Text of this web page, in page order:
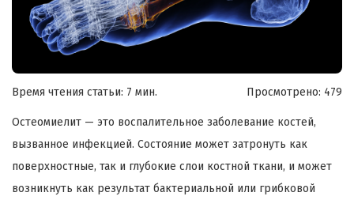
Время чтения статьи: 7 мин. Просмотрено: 479
Остеомиелит — это воспалительное заболевание костей,
вызванное инфекцией. Состояние может затронуть как
поверхностные, так и глубокие слои костной ткани, и может
возникнуть как результат бактериальной или грибковой